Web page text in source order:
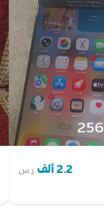
2.2 ألف ر.س
ايفون 16 برو 256